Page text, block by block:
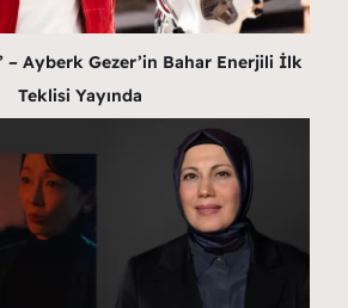
– Ayberk Gezer’in Bahar Enerjili İlk
Teklisi Yayında